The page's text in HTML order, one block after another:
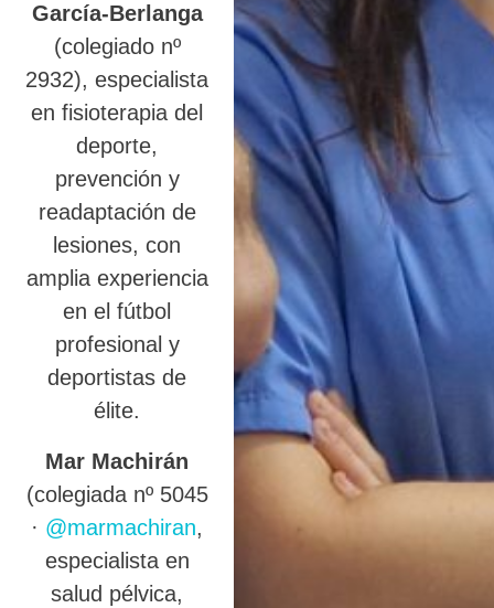
García-Berlanga
(colegiado nº
2932), especialista
en fisioterapia del
deporte,
prevención y
readaptación de
lesiones, con
amplia experiencia
en el fútbol
profesional y
deportistas de
élite.
Mar Machirán
(colegiada nº 5045
· @marmachiran,
especialista en
salud pélvica,